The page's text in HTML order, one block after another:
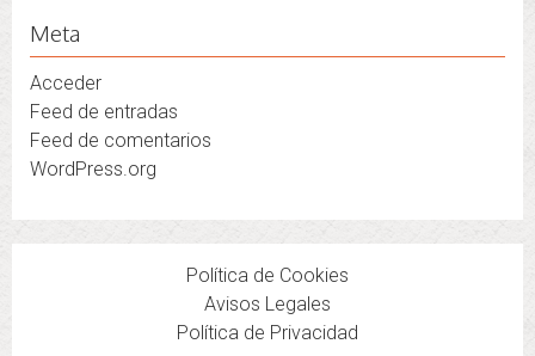
Meta
Acceder
Feed de entradas
Feed de comentarios
WordPress.org
Política de Cookies
Avisos Legales
Política de Privacidad